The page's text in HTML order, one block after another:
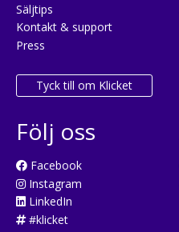
Säljtips
Kontakt & support
Press
Tyck till om Klicket
Följ oss
Facebook
Instagram
LinkedIn
#klicket